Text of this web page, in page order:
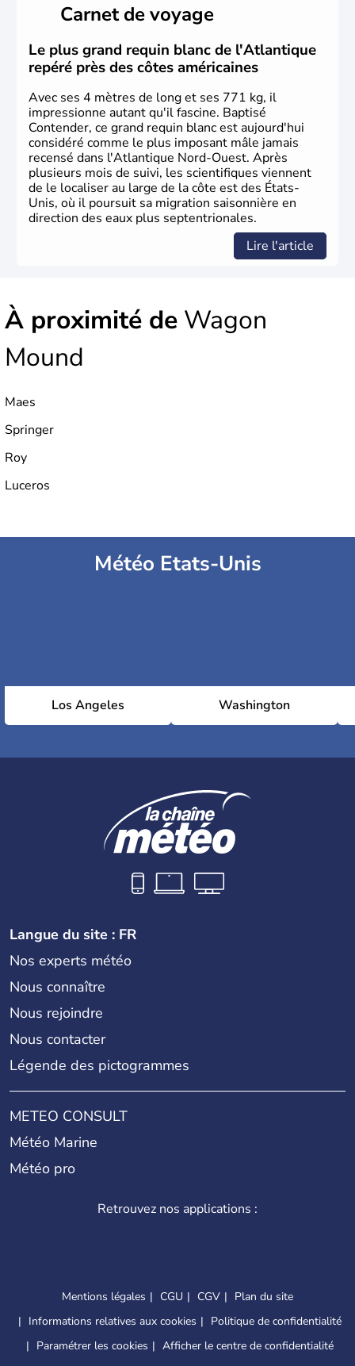
Plusieurs populations se sont succédées avant l'arrivée
des européens, suite à la découverte du continent par
Christophe Colomb en 1492. Les 13 colonies
britanniques proclament la Déclaration d'indépendance
en 1776 et adoptent leur première constitution en 1787.
La conquête de l'Ouest marque ensuite l'entrée dans une
phase de développement intense.
Carnet de voyage
Le plus grand requin blanc de l'Atlantique
repéré près des côtes américaines
Avec ses 4 mètres de long et ses 771 kg, il
impressionne autant qu'il fascine. Baptisé
Contender, ce grand requin blanc est aujourd'hui
considéré comme le plus imposant mâle jamais
recensé dans l'Atlantique Nord-Ouest. Après
plusieurs mois de suivi, les scientifiques viennent
de le localiser au large de la côte est des États-
Unis, où il poursuit sa migration saisonnière en
direction des eaux plus septentrionales.
Lire l'article
À proximité de Wagon
Mound
Maes
Springer
Roy
Luceros
Météo Etats-Unis
Los Angeles Washington
Langue du site : FR
Nos experts météo
Nous connaître
Nous rejoindre
Nous contacter
Légende des pictogrammes
METEO CONSULT
Météo Marine
Météo pro
Retrouvez nos applications :
Mentions légales CGU CGV
Plan du site
Informations relatives aux cookies
Politique de confidentialité
Paramétrer les cookies
Afficher le centre de confidentialité